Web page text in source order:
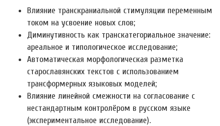
Влияние транскраниальной стимуляции переменным
током на усвоение новых слов;
Диминутивность как транскатегориальное значение:
ареальное и типологическое исследование;
Автоматическая морфологическая разметка
старославянских текстов с использованием
трансформерных языковых моделей;
Влияние линейной смежности на согласование с
нестандартным контролёром в русском языке
(экспериментальное исследование).